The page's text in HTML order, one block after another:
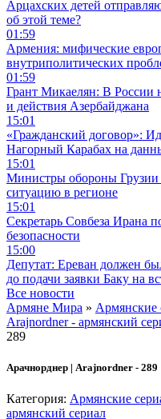
Арцахских детей
об этой теме?
01:59
Армения: мифические
внутриполитических
01:59
Грант Микаелян: В России
и действия Азербайджана
15:01
«Гражданский договор»:
Нагорный Карабах на
15:01
Министры обороны Грузии
ситуацию в регионе
15:01
Секретарь Совбеза Ирана
безопасности
15:00
Депутат: Ереван должен
до подачи заявки Баку на
Все новости
Армяне Мира » Армянские
Arajnordner - армянский
289
Арачнорднер | Arajnordner - 289
Категория: Армянские
армянский сериал